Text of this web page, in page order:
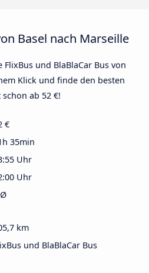
Basel nach Marseille
und BlaBlaCar Bus von
Klick und finde den besten
ab 52 €!
€
35min
Uhr
Uhr
km
und BlaBlaCar Bus